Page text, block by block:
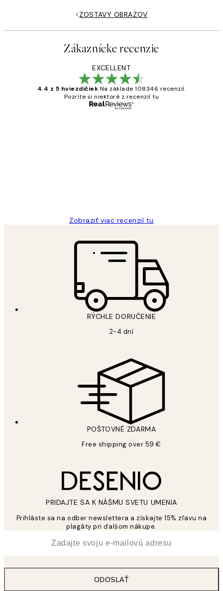
ZOSTAVY OBRAZOV
Zákaznícke recenzie
EXCELLENT
4.4 z 5 hviezdičiek Na základe 108346 recenzií.
Pozrite si niektoré z recenzií tu
Zobraziť viac recenzií tu
RÝCHLE DORUČENIE
2-4 dní
POŠTOVNÉ ZDARMA
Free shipping over 59 €
PRIDAJTE SA K NÁŠMU SVETU UMENIA
Prihláste sa na odber newslettera a získajte 15% zľavu na
plagáty pri ďalšom nákupe.
ODOSLAŤ